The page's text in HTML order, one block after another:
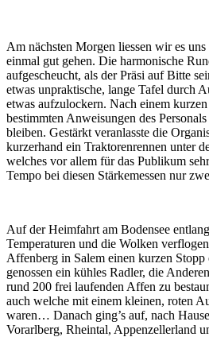
Am nächsten Morgen liessen wir es
einmal gut gehen. Die harmonische
aufgescheucht, als der Präsi auf Bitte
etwas unpraktische, lange Tafel durch
etwas aufzulockern. Nach einem
bestimmten Anweisungen des
bleiben. Gestärkt veranlasste die
kurzerhand ein Traktorenrennen unter
welches vor allem für das Publikum
Tempo bei diesen Stärkemessen nur
Auf der Heimfahrt am Bodensee
Temperaturen und die Wolken
Affenberg in Salem einen kurzen
genossen ein kühles Radler, die
rund 200 frei laufenden Affen zu
auch welche mit einem kleinen, roten
waren… Danach ging’s auf, nach
Vorarlberg, Rheintal, Appenzellerland